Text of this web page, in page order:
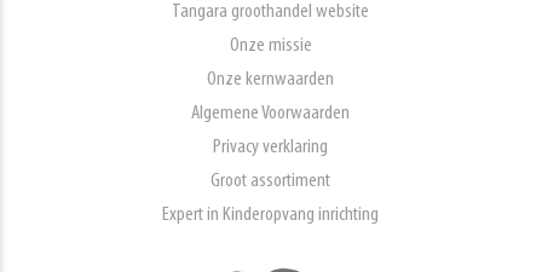
Tangara groothandel website
Onze missie
Onze kernwaarden
Algemene Voorwaarden
Privacy verklaring
Groot assortiment
Expert in Kinderopvang inrichting